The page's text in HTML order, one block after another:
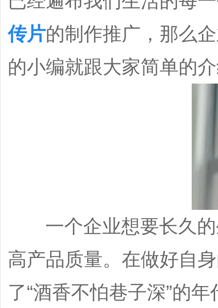
传片的制作推广，那么
的小编就跟大家简单的
一个企业想要长久的
高产品质量。在做好自
了“酒香不怕巷子深”的